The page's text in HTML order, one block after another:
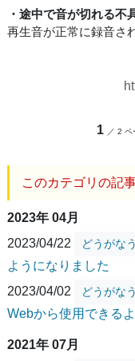
・途中で音が切れる不
再生音が正常に録音さ
1 ／ 2 ペ
このカテゴリの記
2023年 04月
2023/04/22
どうがなう
ようになりました
2023/04/02
どうがなう
Webから使用できる
2021年 07月